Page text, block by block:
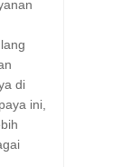
di
ini,